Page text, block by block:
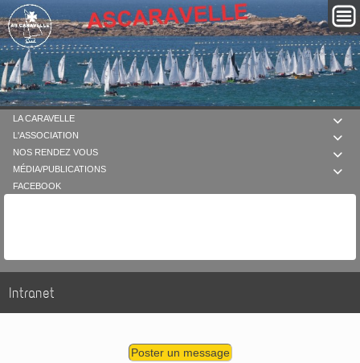

LA CARAVELLE

L'ASSOCIATION

NOS RENDEZ VOUS

MÉDIA/PUBLICATIONS
FACEBOOK
Intranet
Poster un message